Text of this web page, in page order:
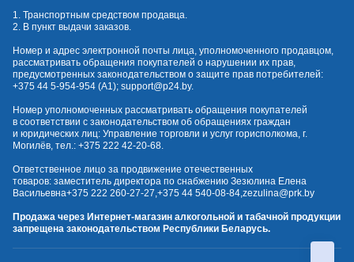
1. Транспортным средством продавца.
2. В пункт выдачи заказов.
Номер и адрес электронной почты лица, уполномоченного продавцом,
рассматривать обращения покупателей о нарушении их прав,
предусмотренных законодательством о защите прав потребителей:
+375 44 5-954-954 (А1); support@p24.by.
Номер уполномоченных рассматривать обращения покупателей
в соответствии с законодательством об обращениях граждан
и юридических лиц: Управление торговли и услуг горисполкома, г.
Могилёв, тел.: +375 222 42-20-68.
Ответственное лицо за продвижение отечественных
товаров: заместитель директора по снабжению Зезюлина Елена
Васильевна+375 222 260-27-27,+375 44 540-08-84,zezulina@prk.by
Продажа через Интернет-магазин алкогольной и табачной продукции
запрещена законодательством Республики Беларусь.